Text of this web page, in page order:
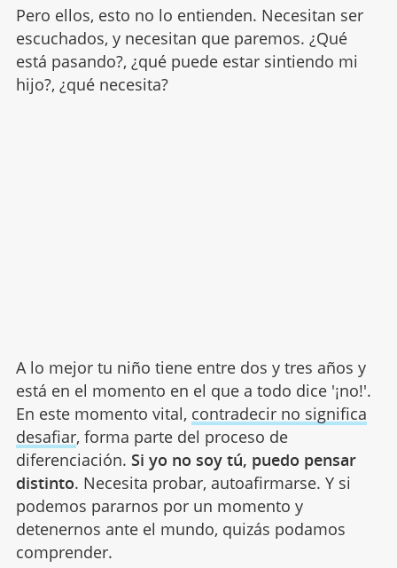
Pero ellos, esto no lo entienden. Necesitan ser
escuchados, y necesitan que paremos. ¿Qué
está pasando?, ¿qué puede estar sintiendo mi
hijo?, ¿qué necesita?
A lo mejor tu niño tiene entre dos y tres años y
está en el momento en el que a todo dice '¡no!'.
En este momento vital, contradecir no significa
desafiar, forma parte del proceso de
diferenciación. Si yo no soy tú, puedo pensar
distinto. Necesita probar, autoafirmarse. Y si
podemos pararnos por un momento y
detenernos ante el mundo, quizás podamos
comprender.